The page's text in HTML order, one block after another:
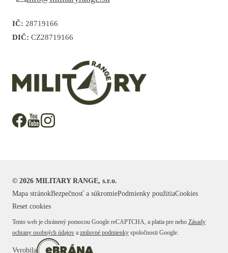
IČ: 28719166
DIČ: CZ28719166
© 2026 MILITARY RANGE, s.r.o.
Mapa stránokBezpečnosť a súkromiePodmienky použitiaCookies
Reset cookies
Tento web je chránený pomocou Google reCAPTCHA, a platia pre neho Zásady
ochrany osobných údajov a zmluvné podmienky spoločnosti Google.
Vyrobila